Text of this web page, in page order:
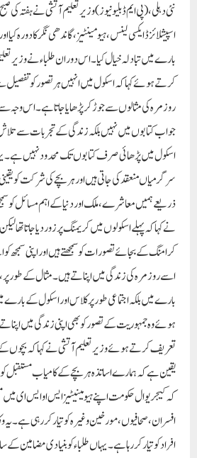
نئی دہلی،(پی ایم ڈبلیو نیوز)وزیر تعلیم آتشی نے ہفتہ کی
اسپیشلائزڈ ایکسی لینس، ہیومینٹیز، گاندھی نگر کا دورہ
بارے میں تبادلہ خیال کیا۔اس دوران طلباء نے وزیر
کرتے ہوئے کہا کہ اسکول میں انہیں ہر تصور کو تفصیل
روزمرہ کی مثالوں سے جوڑ کر پڑھایا جاتا ہے۔ اس وجہ
جواب کتابوں میں نہیں بلکہ زندگی کے تجربات سے تلاش
اسکول میں پڑھائی صرف کتابوں تک محدود نہیں
سرگرمیاں منعقد کی جاتی ہیں اور ہر بچے کی شرکت کو
ذریعے ہمیں معاشرے، ملک اور دنیا کے اہم مسائل کو
نے کہا کہ پہلے اسکولوں میں کریمنگ پر زور دیا جاتا تھا
کرامنگ کے بجائے تصورات کو سمجھتے ہیں اور اپنی سمجھ کو
اسے روزمرہ کی زندگی میں اپناتے ہیں۔ مثال کے
بارے میں بلکہ اجتماعی طور پر کلاس اور اسکول کے
ہوئے وہ جمہوریت کے تصور کو بھی اپنی زندگی میں
تعریف کرتے ہوئے وزیر تعلیم آتشی نے کہا کہ بچوں کے
یقین ہے کہ ہمارے اساتذہ ہر بچے کے کامیاب مستقبل کو
کہ کیجریوال حکومت اپنے ہیومینیٹیز ایس او ایس ای
افسران، صحافیوں، مورخین وغیرہ کو تیار کر رہی ہے۔یہ
افراد کو تیار کر رہا ہے۔ یہاں طلباء کو بنیادی مضامین